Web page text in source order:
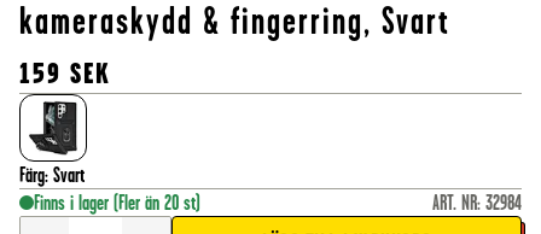
kameraskydd & fingerring, Svart
159 SEK
Färg: Svart
Finns i lager (Fler än 20 st) ART. NR: 32984